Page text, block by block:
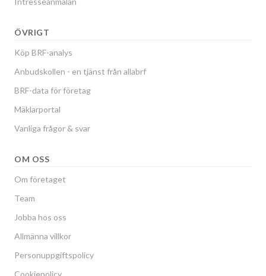
ÖVRIGT
Köp BRF-analys
Anbudskollen - en tjänst från allabrf
BRF-data för företag
Mäklarportal
Vanliga frågor & svar
OM OSS
Om företaget
Team
Jobba hos oss
Allmänna villkor
Personuppgiftspolicy
Cookiepolicy